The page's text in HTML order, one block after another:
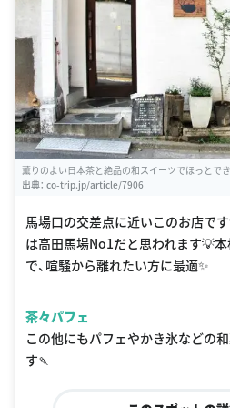
薫りのよい日本茶と絶品の和スイーツでほっとで
出典： co-trip.jp/article/7906
馬場口の交差点に近いこのお店で
は高田馬場No1だと思われます💡
で、喧騒から離れたい方に最適✨
茶々パフェ
この他にもパフェやかき氷などの
す🍡